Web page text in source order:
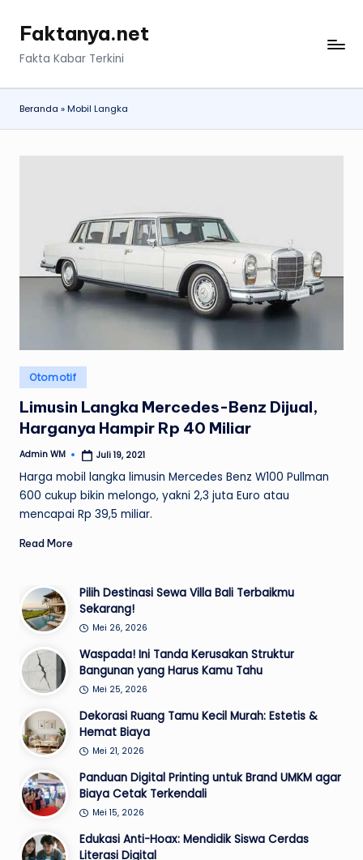
Faktanya.net
Fakta Kabar Terkini
Beranda »Mobil Langka
Posted
in
Otomotif
Limusin Langka Mercedes-Benz Dijual,
Harganya Hampir Rp 40 Miliar
Posted
Admin WM Juli 19, 2021
Harga mobil langka limusin Mercedes Benz W100 Pullman
600 cukup bikin melongo, yakni 2,3 juta Euro atau
mencapai Rp 39,5 miliar.
Read More
Pilih Destinasi Sewa Villa Bali Terbaikmu
Sekarang!
Mei 26, 2026
Waspada! Ini Tanda Kerusakan Struktur
Bangunan yang Harus Kamu Tahu
Mei 25, 2026
Dekorasi Ruang Tamu Kecil Murah: Estetis &
Hemat Biaya
Mei 21, 2026
Panduan Digital Printing untuk Brand UMKM agar
Biaya Cetak Terkendali
Mei 15, 2026
Edukasi Anti-Hoax: Mendidik Siswa Cerdas
Literasi Digital